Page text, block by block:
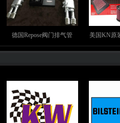
德国Repose阀门排气管 美国KN原